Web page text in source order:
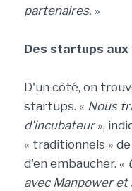
partenaires. »
Des startups
D'un côté, on
startups. « Nous
d'incubateur»,
« traditionnels »
d'en embaucher. «
avec Manpower et